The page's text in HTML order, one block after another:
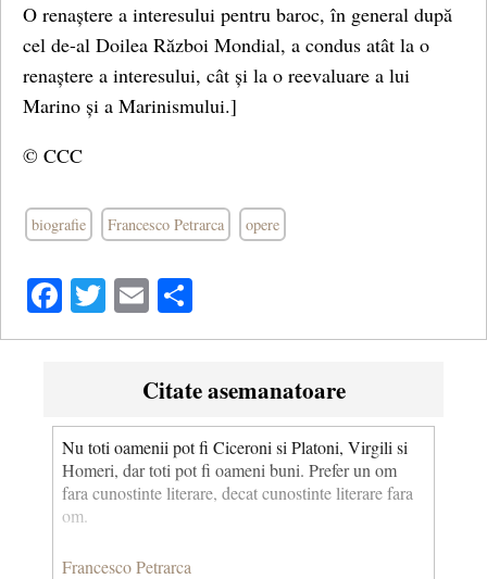
O renaștere a interesului pentru baroc, în general după
cel de-al Doilea Război Mondial, a condus atât la o
renaștere a interesului, cât și la o reevaluare a lui
Marino și a Marinismului.]
© CCC
biografie Francesco Petrarca opere
Facebook
Twitter
Email
Citate asemanatoare
Nu toti oamenii pot fi Ciceroni si Platoni, Virgili si
Homeri, dar toti pot fi oameni buni. Prefer un om
fara cunostinte literare, decat cunostinte literare fara
om.
Francesco Petrarca